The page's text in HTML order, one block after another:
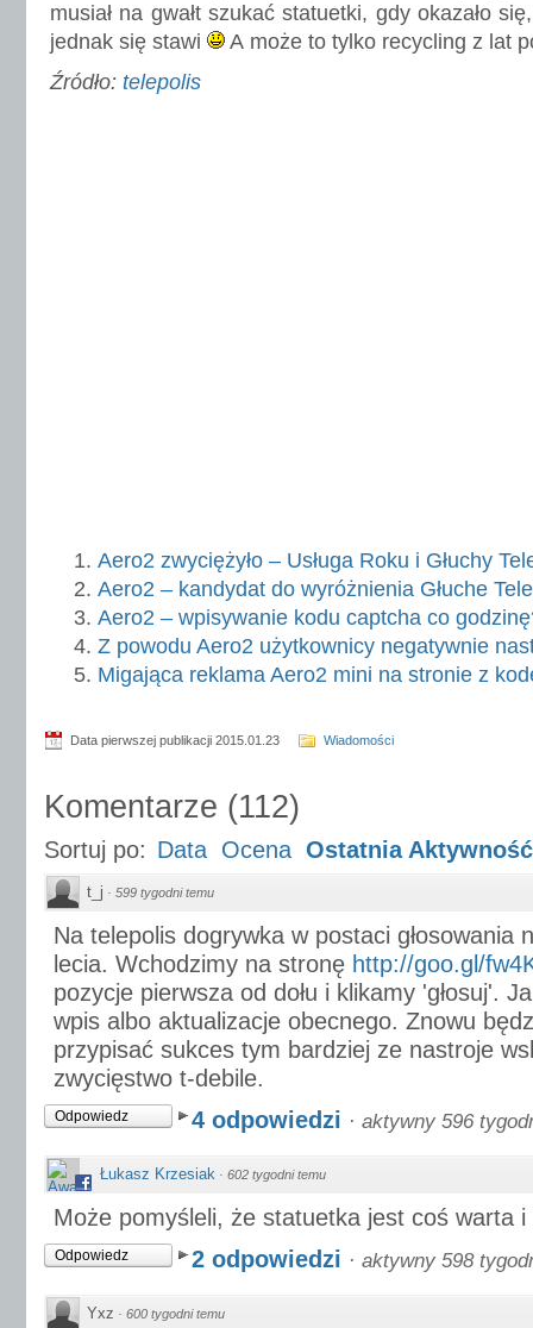
musiał na gwałt szukać statuetki, gdy okazało
jednak się stawi
A może to tylko recycling z lat
Źródło: telepolis
Aero2 zwyciężyło – Usługa Roku i Głuchy
Aero2 – kandydat do wyróżnienia Głuche
Aero2 – wpisywanie kodu captcha co
Z powodu Aero2 użytkownicy negatywnie
Migająca reklama Aero2 mini na stronie z
Data pierwszej publikacji 2015.01.23 Wiadomości
Komentarze (112)
Sortuj po: Data Ocena Ostatnia Aktywność
t_j · 599 tygodni temu
Na telepolis dogrywka w postaci głosowania
lecia. Wchodzimy na stronę http://goo.gl/
pozycje pierwsza od dołu i klikamy 'głosuj'.
wpis albo aktualizacje obecnego. Znowu
przypisać sukces tym bardziej ze nastroje
zwycięstwo t-debile.
Odpowiedz 4 odpowiedzi · aktywny 596
Łukasz Krzesiak · 602 tygodni temu
Może pomyśleli, że statuetka jest coś warta
Odpowiedz 2 odpowiedzi · aktywny 598
Yxz · 600 tygodni temu